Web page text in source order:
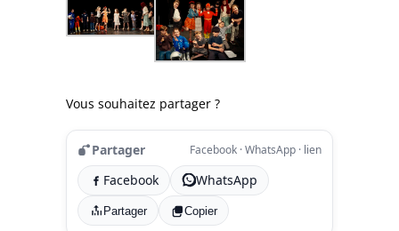
Vous souhaitez partager ?
Partager Facebook · WhatsApp · lien
Facebook WhatsApp
Partager Copier